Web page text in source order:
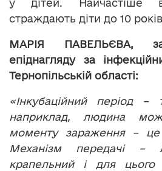
у дітей. Найчастіше
страждають діти до 10
МАРІЯ ПАВЕЛЬЄВА,
епіднагляду за
Тернопільській області:
«Інкубаційний період –
наприклад, людина
моменту зараження –
Механізм передачі –
крапельний і для